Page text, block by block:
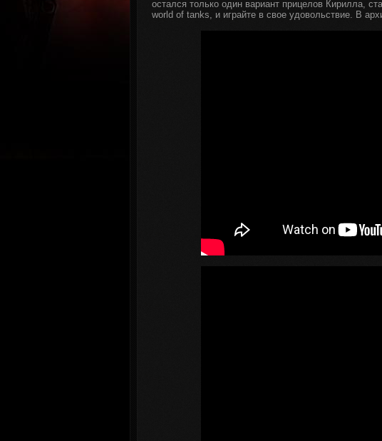
остался только один вариант прицелов Кирилла,
world of tanks, и играйте в свое удовольствие. В